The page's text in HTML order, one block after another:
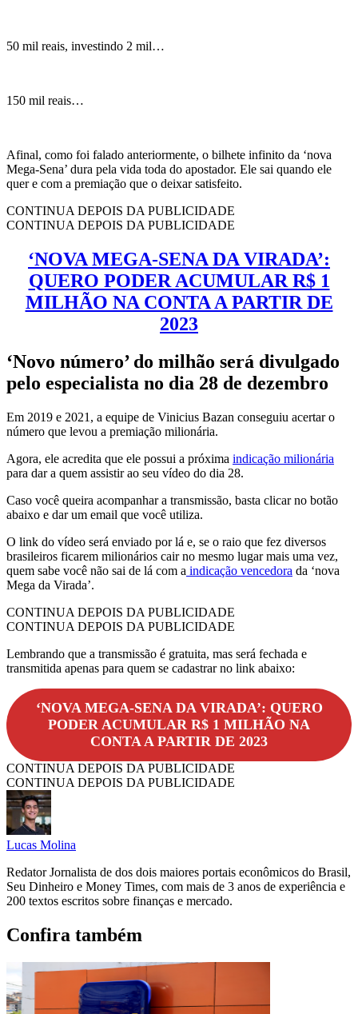
50 mil reais, investindo 2 mil…
150 mil reais…
Afinal, como foi falado anteriormente, o bilhete infinito da ‘nova
Mega-Sena’ dura pela vida toda do apostador. Ele sai quando ele
quer e com a premiação que o deixar satisfeito.
CONTINUA DEPOIS DA PUBLICIDADE
CONTINUA DEPOIS DA PUBLICIDADE
‘NOVA MEGA-SENA DA VIRADA’:
QUERO PODER ACUMULAR R$ 1
MILHÃO NA CONTA A PARTIR DE
2023
‘Novo número’ do milhão será divulgado
pelo especialista no dia 28 de dezembro
Em 2019 e 2021, a equipe de Vinicius Bazan conseguiu acertar o
número que levou a premiação milionária.
Agora, ele acredita que ele possui a próxima indicação milionária
para dar a quem assistir ao seu vídeo do dia 28.
Caso você queira acompanhar a transmissão, basta clicar no botão
abaixo e dar um email que você utiliza.
O link do vídeo será enviado por lá e, se o raio que fez diversos
brasileiros ficarem milionários cair no mesmo lugar mais uma vez,
quem sabe você não sai de lá com a indicação vencedora da ‘nova
Mega da Virada’.
CONTINUA DEPOIS DA PUBLICIDADE
CONTINUA DEPOIS DA PUBLICIDADE
Lembrando que a transmissão é gratuita, mas será fechada e
transmitida apenas para quem se cadastrar no link abaixo:
‘NOVA MEGA-SENA DA VIRADA’: QUERO
PODER ACUMULAR R$ 1 MILHÃO NA
CONTA A PARTIR DE 2023
CONTINUA DEPOIS DA PUBLICIDADE
CONTINUA DEPOIS DA PUBLICIDADE
Lucas Molina
Redator Jornalista de dos dois maiores portais econômicos do Brasil,
Seu Dinheiro e Money Times, com mais de 3 anos de experiência e
200 textos escritos sobre finanças e mercado.
Confira também